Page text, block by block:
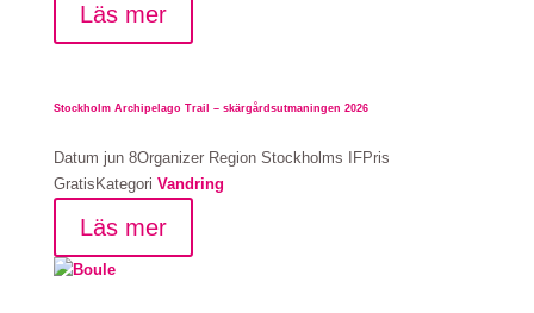
Läs mer
Stockholm Archipelago Trail – skärgårdsutmaningen 2026
Datum jun 8Organizer Region Stockholms IFPris
Gratis Kategori Vandring
Läs mer